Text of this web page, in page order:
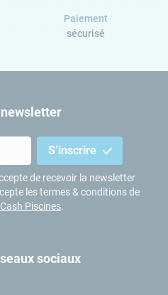
Paiement
sécurisé
S’inscrire
de recevoir la newsletter
les termes & conditions de
Piscines.
sociaux